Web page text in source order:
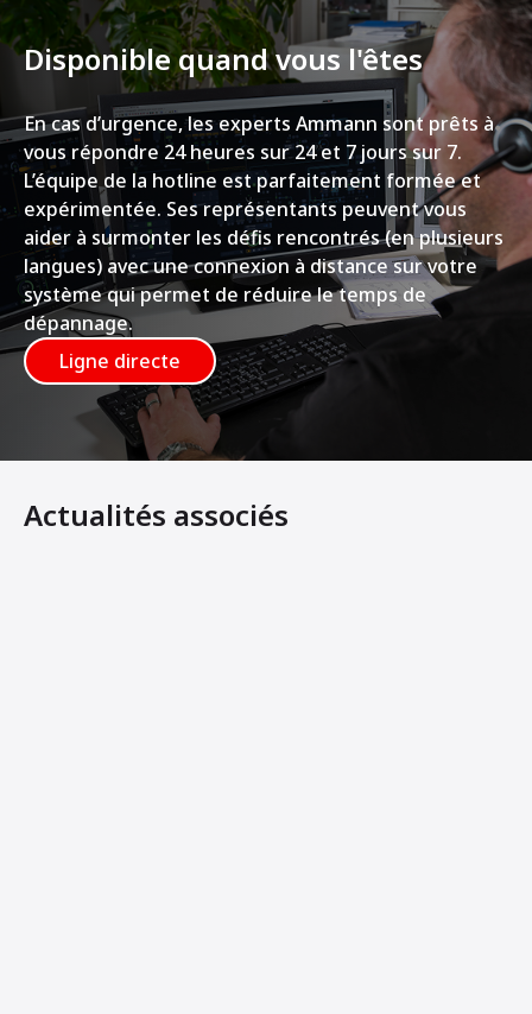
Disponible quand vous l'êtes
En cas d’urgence, les experts Ammann sont prêts à
vous répondre 24 heures sur 24 et 7 jours sur 7.
L’équipe de la hotline est parfaitement formée et
expérimentée. Ses représentants peuvent vous
aider à surmonter les défis rencontrés (en plusieurs
langues) avec une connexion à distance sur votre
système qui permet de réduire le temps de
dépannage.
Ligne directe
Actualités associés